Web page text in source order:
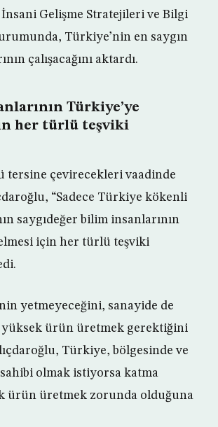
İnsani Gelişme Stratejileri ve Bilgi
Türkiye’nin en saygın
çalışacağını aktardı.
Türkiye’ye
her türlü teşviki
tersine çevirecekleri vaadinde
“Sadece Türkiye kökenli
saygıdeğer bilim insanlarının
için her türlü teşviki
yetmeyeceğini, sanayide de
yüksek ürün üretmek gerektiğini
Türkiye, bölgesinde ve
olmak istiyorsa katma
ürün üretmek zorunda olduğuna